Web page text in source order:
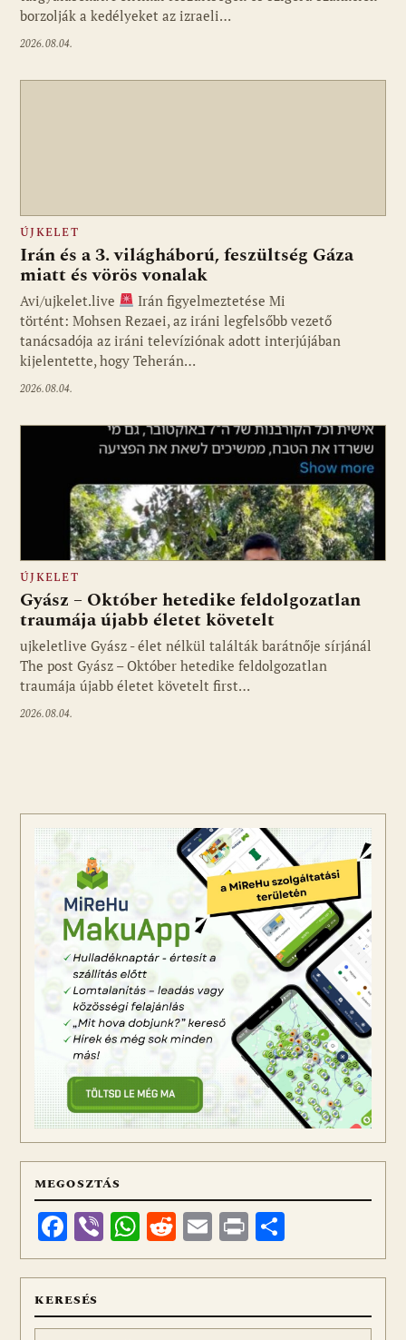
borzolják a kedélyeket az izraeli…
2026.08.04.
ÚJKELET
Irán és a 3. világháború, feszültség Gáza
miatt és vörös vonalak
Avi/ujkelet.live
Irán figyelmeztetése Mi
történt: Mohsen Rezaei, az iráni legfelsőbb vezető
tanácsadója az iráni televíziónak adott interjújában
kijelentette, hogy Teherán…
2026.08.04.
Fotó: ujkelet.live
ÚJKELET
Gyász – Október hetedike feldolgozatlan
traumája újabb életet követelt
ujkeletlive Gyász - élet nélkül találták barátnője sírjánál
The post Gyász – Október hetedike feldolgozatlan
traumája újabb életet követelt first…
2026.08.04.
MEGOSZTÁS
Facebook
ViberWhatsApp
Reddit
Email
Print
meg
KERESÉS